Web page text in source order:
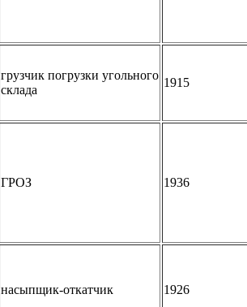
грузчик погрузки угольного
склада
1915
ГРОЗ 1936
насыпщик-откатчик 1926